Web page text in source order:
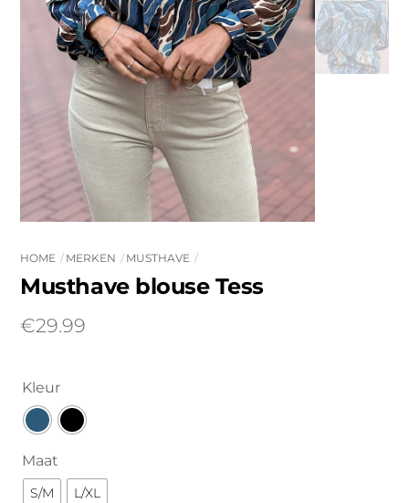
HOME MERKEN MUSTHAVE
Musthave blouse Tess
€29.99
Kleur
Maat
S/M L/XL